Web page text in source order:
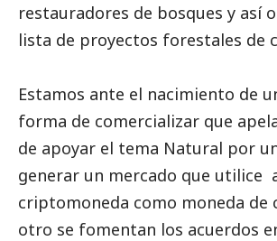
restauradores de bosques y así
lista de proyectos forestales de
Estamos ante el nacimiento de
forma de comercializar que
de apoyar el tema Natural por
generar un mercado que utilice
criptomoneda como moneda de
otro se fomentan los acuerdos